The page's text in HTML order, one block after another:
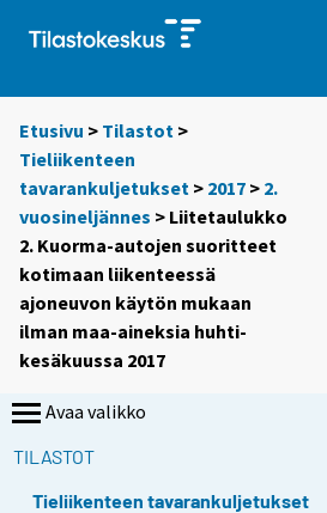
Etusivu > Tilastot >
Tieliikenteen
tavarankuljetukset > 2017 > 2.
vuosineljännes > Liitetaulukko
2. Kuorma-autojen suoritteet
kotimaan liikenteessä
ajoneuvon käytön mukaan
ilman maa-aineksia huhti-
kesäkuussa 2017
Avaa valikko
TILASTOT
Tieliikenteen tavarankuljetukset